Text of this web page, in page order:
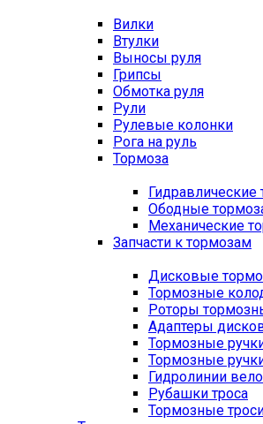
Вилки
Втулки
Выносы руля
Грипсы
Обмотка руля
Рули
Рулевые колонки
Рога на руль
Тормоза
Гидравлические
Ободные
Механические
Запчасти к тормозам
Дисковые
Тормозные
Роторы
Адаптеры
Тормозные
Тормозные
Гидролинии
Рубашки троса
Тормозные